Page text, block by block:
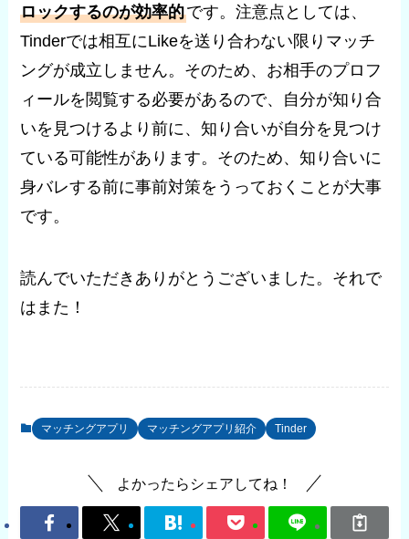
ロックするのが効率的です。注意点としては、
Tinderでは相互にLikeを送り合わない限りマッチ
ングが成立しません。そのため、お相手のプロフ
ィールを閲覧する必要があるので、自分が知り合
いを見つけるより前に、知り合いが自分を見つけ
ている可能性があります。そのため、知り合いに
身バレする前に事前対策をうっておくことが大事
です。
読んでいただきありがとうございました。それで
はまた！
マッチングアプリ マッチングアプリ紹介 Tinder
よかったらシェアしてね！